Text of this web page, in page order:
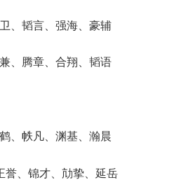
、韬言、强海、豪辅
、腾章、合翔、韬语
、帙凡、渊基、瀚晨
誉、锦才、劥挚、延岳